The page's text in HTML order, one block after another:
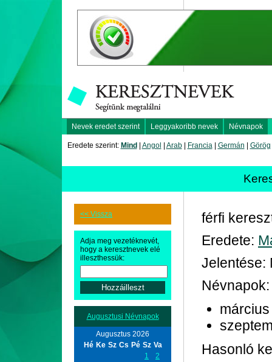
Nevek eredet szerint Leggyakoribb nevek Névnapok
Eredete szerint: Mind Angol Arab| Francia| Germán Görög
<< Vissza
Adja meg vezetéknevét,
hogy a keresztnevek elé
illeszthessük:
Augusztusi Névnapok
Augusztus 2026
Hé Ke Sz Cs Pé Sz Va
1
2
férfi
Eredete:
Jelentése:
Névnapok:
Hasonló